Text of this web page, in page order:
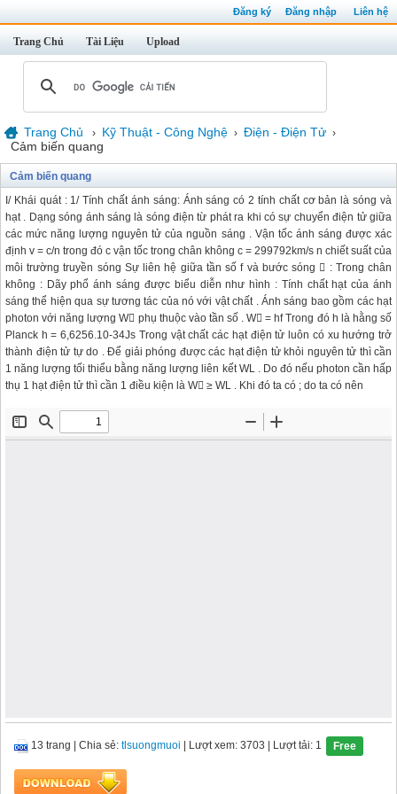
Đăng ký Đăng nhập Liên hệ
Trang Chủ Tài Liệu Upload
Trang Chủ › Kỹ Thuật - Công Nghệ › Điện - Điện Tử ›
Cảm biến quang
Cảm biến quang
I/ Khái quát : 1/ Tính chất ánh sáng: Ánh sáng có 2 tính chất cơ bản là sóng và
hạt . Dạng sóng ánh sáng là sóng điện từ phát ra khi có sự chuyển điện tử giữa
các mức năng lượng nguyên tử của nguồn sáng . Vận tốc ánh sáng được xác
định v = c/n trong đó c vận tốc trong chân không c = 299792km/s n chiết suất của
môi trường truyền sóng Sự liên hệ giữa tần số f và bước sóng  : Trong chân
không : Dãy phổ ánh sáng được biểu diễn như hình : Tính chất hạt của ánh
sáng thể hiện qua sự tương tác của nó với vật chất . Ánh sáng bao gồm các hạt
photon với năng lượng W phụ thuộc vào tần số . W = hf Trong đó h là hằng số
Planck h = 6,6256.10-34Js Trong vật chất các hạt điện tử luôn có xu hướng trở
thành điện tử tự do . Để giải phóng được các hạt điện tử khỏi nguyên tử thì cần
1 năng lượng tối thiểu bằng năng lượng liên kết WL . Do đó nếu photon cần hấp
thụ 1 hạt điện tử thì cần 1 điều kiện là W ≥ WL . Khi đó ta có ; do ta có nên
13 trang Chia sẻ: tlsuongmuoi | Lượt xem: 3703 | Lượt tải: 1 Free